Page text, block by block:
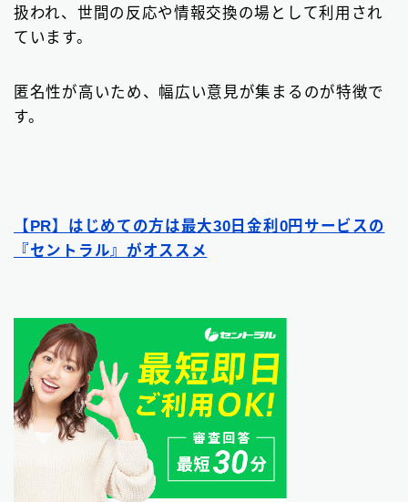
扱われ、世間の反応や情報交換の場として利用され
ています。
匿名性が高いため、幅広い意見が集まるのが特徴で
す。
【PR】はじめての方は最大30日金利0円サービスの
『セントラル』がオススメ